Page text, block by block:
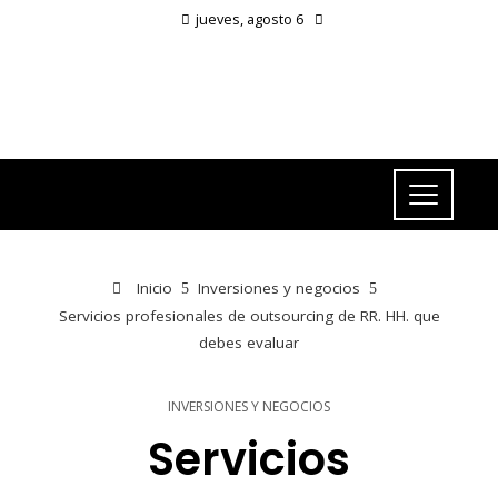
jueves, agosto 6
Inicio
Inversiones y negocios
Servicios profesionales de outsourcing de RR. HH. que
debes evaluar
INVERSIONES Y NEGOCIOS
Servicios